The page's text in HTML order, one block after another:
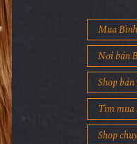
Mua
Nơi bán
Shop
Tìm mua
Shop